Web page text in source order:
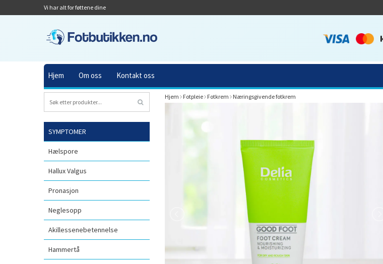
Vi har alt for føttene dine
Hjem Om oss Kontakt oss
SYMPTOMER
Hælspore
Hallux Valgus
Pronasjon
Neglesopp
Akillessenebetennelse
Hammertå
Hjem Fotpleie Fotkrem Næringsgivende fotkrem